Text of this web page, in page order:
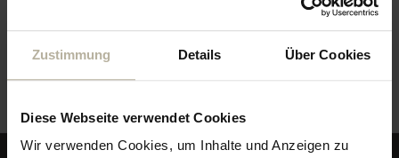
Zustimmung Details Über Cookies
Diese Webseite verwendet Cookies
Wir verwenden Cookies, um Inhalte und Anzeigen zu